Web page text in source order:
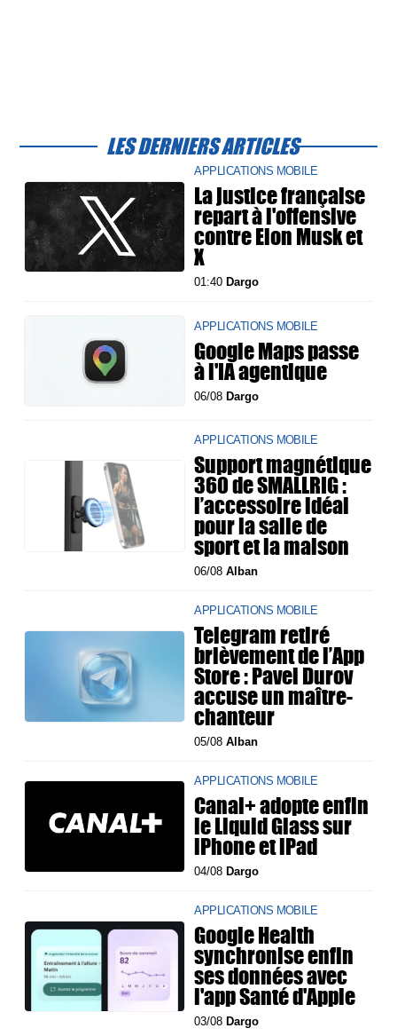
LES DERNIERS ARTICLES
APPLICATIONS MOBILE
La justice française
repart à l'offensive
contre Elon Musk et
X
01:40 Dargo
APPLICATIONS MOBILE
Google Maps passe
à l'IA agentique
06/08 Dargo
APPLICATIONS MOBILE
Support magnétique
360 de SMALLRIG :
l’accessoire idéal
pour la salle de
sport et la maison
06/08Alban
APPLICATIONS MOBILE
Telegram retiré
brièvement de l’App
Store : Pavel Durov
accuse un maître-
chanteur
05/08Alban
APPLICATIONS MOBILE
Canal+ adopte enfin
le Liquid Glass sur
iPhone et iPad
04/08 Dargo
APPLICATIONS MOBILE
Google Health
synchronise enfin
ses données avec
l'app Santé d'Apple
03/08 Dargo